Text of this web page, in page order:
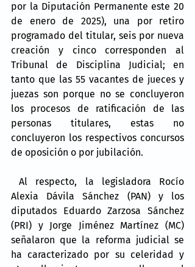
por la Diputación Permanente este 20
de enero de 2025), una por retiro
programado del titular, seis por nueva
creación y cinco corresponden al
Tribunal de Disciplina Judicial; en
tanto que las 55 vacantes de jueces y
juezas son porque no se concluyeron
los procesos de ratificación de las
personas titulares, estas no
concluyeron los respectivos concursos
de oposición o por jubilación.
Al respecto, la legisladora Rocío
Alexia Dávila Sánchez (PAN) y los
diputados Eduardo Zarzosa Sánchez
(PRI) y Jorge Jiménez Martínez (MC)
señalaron que la reforma judicial se
ha caracterizado por su celeridad y